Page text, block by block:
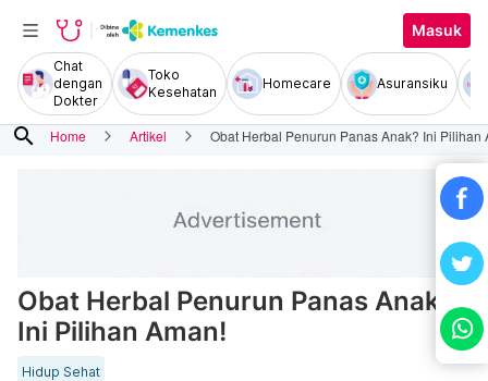
Masuk
Chat
dengan
Dokter
Toko
Kesehatan
Homecare Asuransiku
search Home Artikel Obat Herbal Penurun Panas Anak? Ini Pilihan
Obat Herbal Penurun Panas Anak?
Ini Pilihan Aman!
Hidup Sehat